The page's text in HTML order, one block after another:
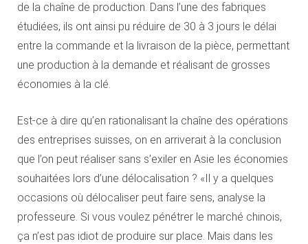
de la chaîne de production. Dans l’une des fabriques
étudiées, ils ont ainsi pu réduire de 30 à 3 jours le délai
entre la commande et la livraison de la pièce, permettant
une production à la demande et réalisant de grosses
économies à la clé.
Est-ce à dire qu’en rationalisant la chaîne des opérations
des entreprises suisses, on en arriverait à la conclusion
que l’on peut réaliser sans s’exiler en Asie les économies
souhaitées lors d’une délocalisation ? «Il y a quelques
occasions où délocaliser peut faire sens, analyse la
professeure. Si vous voulez pénétrer le marché chinois,
ça n’est pas idiot de produire sur place. Mais dans les